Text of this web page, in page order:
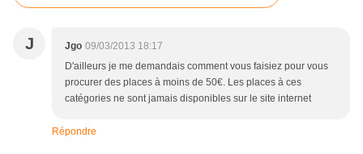
J Jgo 09/03/2013 18:17
D'ailleurs je me demandais comment vous faisiez pour vous
procurer des places à moins de 50€. Les places à ces
catégories ne sont jamais disponibles sur le site internet
Répondre